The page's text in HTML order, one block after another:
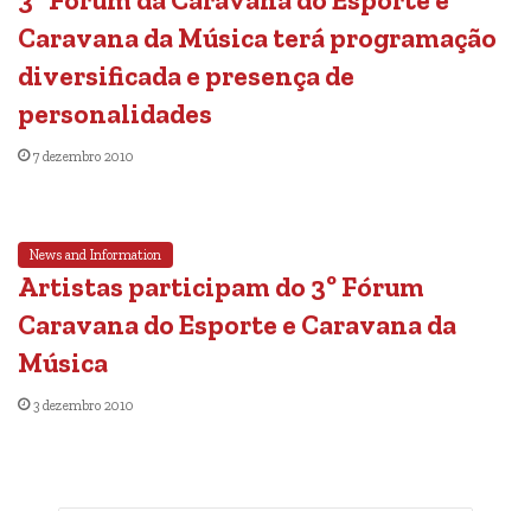
Caravana da Música terá programação
diversificada e presença de
personalidades
7 dezembro 2010
News and Information
Artistas participam do 3º Fórum
Caravana do Esporte e Caravana da
Música
3 dezembro 2010